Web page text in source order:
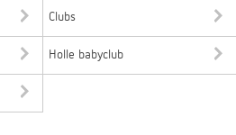
Clubs
Holle babyclub